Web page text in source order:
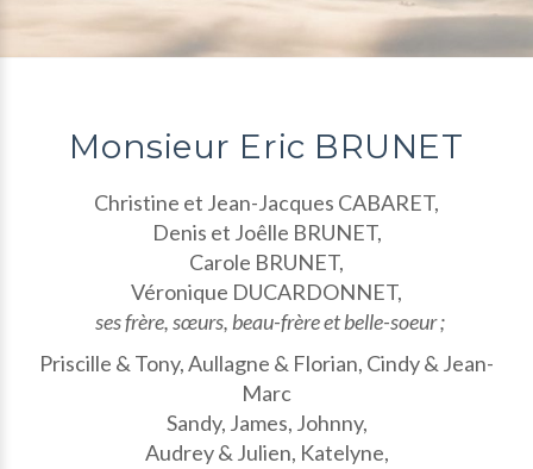
Monsieur Eric BRUNET
Christine et Jean-Jacques CABARET,
Denis et Joêlle BRUNET,
Carole BRUNET,
Véronique DUCARDONNET,
ses frère, sœurs, beau-frère et belle-soeur ;
Priscille & Tony, Aullagne & Florian, Cindy & Jean-
Marc
Sandy, James, Johnny,
Audrey & Julien, Katelyne,